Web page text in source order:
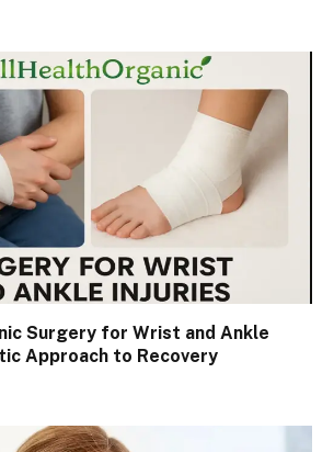
Surgery for Wrist and Ankle
Approach to Recovery